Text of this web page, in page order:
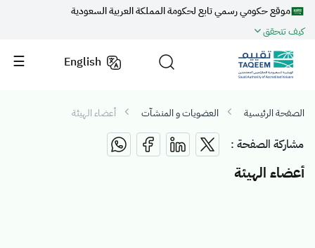
موقع حكومي رسمي تابع لحكومة المملكة العربية السعودية
كيف تتحقق
English
الصفحة الرئيسية العضويات و المنشآت أعضاء الهيئة
مشاركة الصفحة :
أعضاء الهيئة